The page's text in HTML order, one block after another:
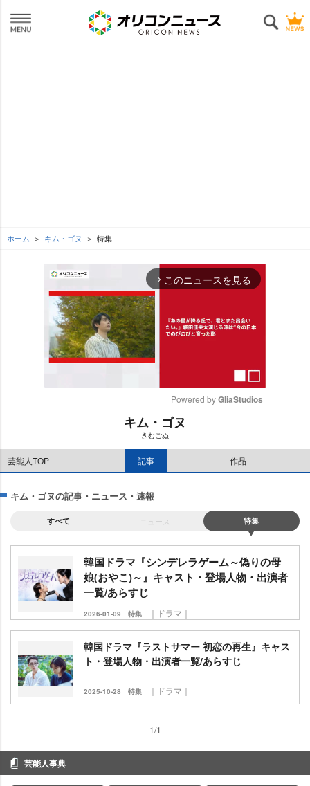
ホーム キム・ゴヌ 特集
arrow_forward_ios このニュースを見る
Powered by GliaStudios
キム・ゴヌ
きむごぬ
芸能人TOP 記事 作品
キム・ゴヌの記事・ニュース・速報
すべて ニュース 特集
韓国ドラマ『シンデレラゲーム～偽りの母
娘(おやこ)～』キャスト・登場人物・出演者
一覧/あらすじ
2026-01-09 特集 ｜ドラマ｜
韓国ドラマ『ラストサマー 初恋の再生』キャス
ト・登場人物・出演者一覧/あらすじ
2025-10-28 特集 ｜ドラマ｜
1/1
芸能人事典